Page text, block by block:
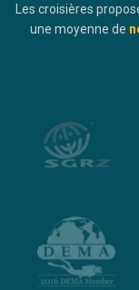
Les croisières
une moyenne de